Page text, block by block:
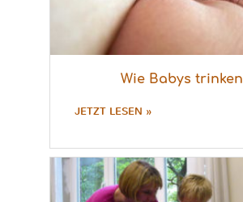
Wie Babys trinken
JETZT LESEN »